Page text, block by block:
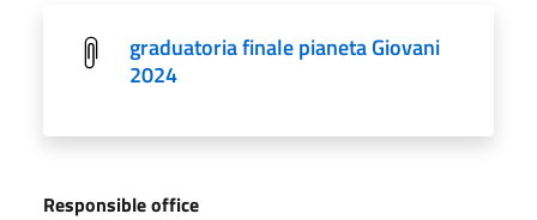
graduatoria finale pianeta Giovani
2024
Responsible office